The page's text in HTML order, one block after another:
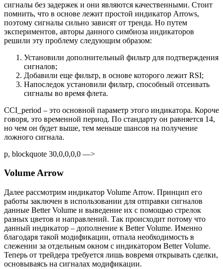
сигналы без задержек и они являются качественными. Стоит
помнить, что в основе лежит простой индикатор Arrows,
поэтому сигналы сильно зависят от тренда. Но путем
экспериментов, авторы данного симбиоза индикаторов
решили эту проблему следующим образом:
Установили дополнительный фильтр для подтверждения
сигналов;
Добавили еще фильтр, в основе которого лежит RSI;
Напоследок установили фильтр, способный отсеивать
сигналы во время флета.
CCI_period – это основной параметр этого индикатора. Короче
говоря, это временной период. По стандарту он равняется 14,
но чем он будет выше, тем меньше шансов на получение
ложного сигнала.
p, blockquote 30,0,0,0,0 —>
Volume Arrow
Далее рассмотрим индикатор Volume Arrow. Принцип его
работы заключен в использовании для отправки сигналов
данные Better Volume и выведение их с помощью стрелок
разных цветов и направлений. Так происходит потому что
данный индикатор – дополнение к Better Volume. Именно
благодаря такой модификации, отпала необходимость в
слежении за отдельным окном с индикатором Better Volume.
Теперь от трейдера требуется лишь вовремя открывать сделки,
основываясь на сигналах модификации.